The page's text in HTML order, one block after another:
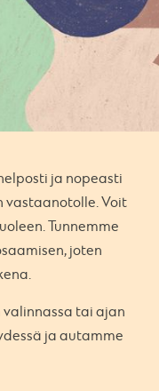
ja nopeasti
vastaanotolle. Voit
Tunnemme
joten
tai ajan
ja autamme